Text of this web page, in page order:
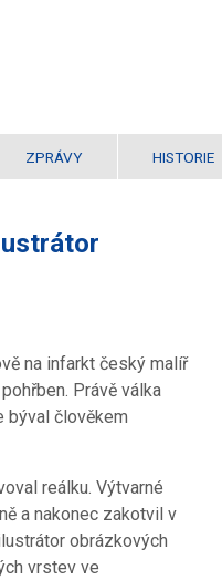
ZPRÁVY HISTORIE
na infarkt český malíř
Právě válka
býval člověkem
reálku. Výtvarné
a nakonec zakotvil v
obrázkových
vrstev ve